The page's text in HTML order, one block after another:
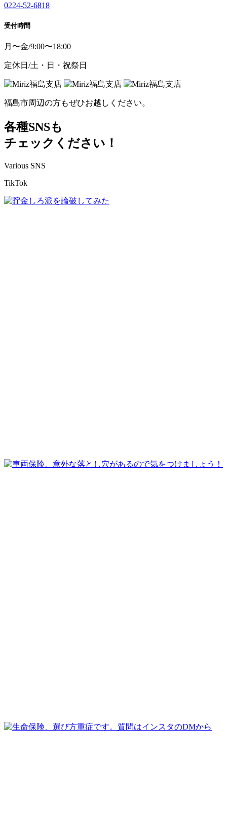
0224-52-6818
受付時間
月〜金/9:00〜18:00
定休日/土・日・祝祭日
福島市周辺の方もぜひお越しください。
各種SNSも
チェックください！
Various SNS
TikTok